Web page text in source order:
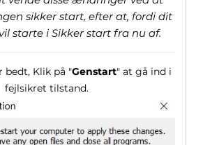
sikker start, efter at, fordi dit
starte i Sikker start fra nu af.
Klik på "Genstart" at gå ind i
fejlsikret tilstand.